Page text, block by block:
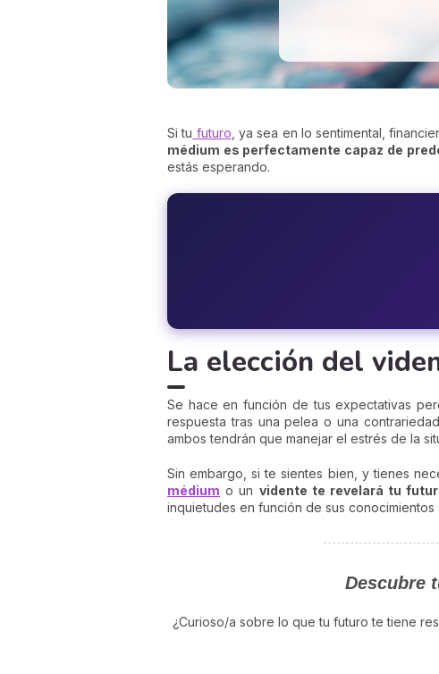
Si tu futuro , ya sea en lo sentimental,
médium es perfectamente capaz de
estás esperando.
La elección del
Se hace en función de tus expectativas
respuesta tras una pelea o una
ambos tendrán que manejar el estrés de la
Sin embargo, si te sientes bien, y tienes
médium o un vidente te revelará tu
inquietudes en función de sus conocimientos
Descubre
¿Curioso/a sobre lo que tu futuro te tiene